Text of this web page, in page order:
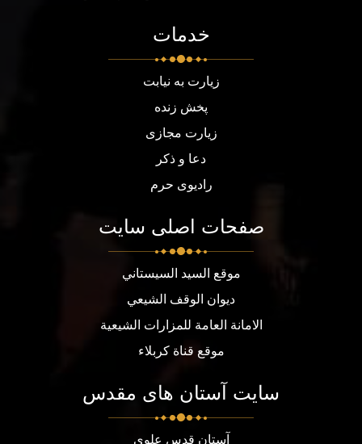
خدمات
زیارت به نیابت
پخش زنده
زیارت مجازی
دعا و ذکر
رادیوی حرم
صفحات اصلی سایت
موقع السيد السيستاني
ديوان الوقف الشيعي
الامانة العامة للمزارات الشيعية
موقع قناة كربلاء
سایت آستان های مقدس
آستان قدس علوی